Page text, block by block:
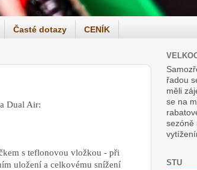
Časté dotazy CENÍK
Dual Air:
s teflonovou vložkou - při
uložení a celkovému snížení
řadou
měli
se na
sezóně
STU